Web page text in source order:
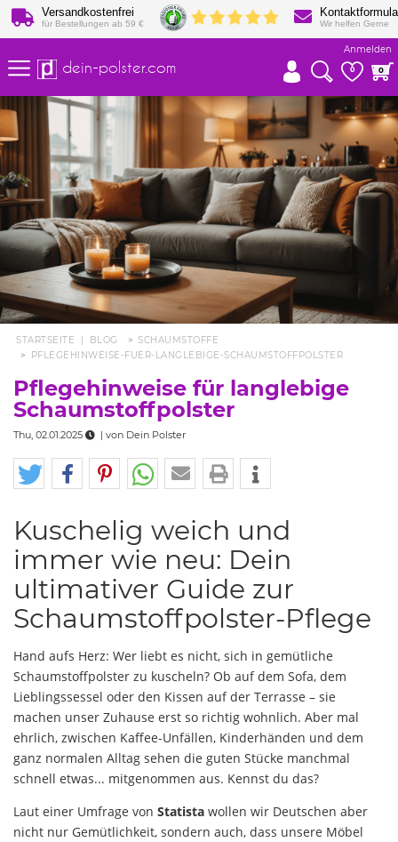
Versandkostenfrei
für Bestellungen ab 59 € Wir helfen Gerne
dein-polster.com
Anmelden
0 0
STARTSEITE | BLOG
SCHAUMSTOFFE
PFLEGEHINWEISE-FUER-LANGLEBIGE-SCHAUMSTOFFPOLSTER
Pflegehinweise für langlebige
Schaumstoffpolster
Thu, 02.01.2025 | von Dein Polster
Kuschelig weich und
immer wie neu: Dein
ultimativer Guide zur
Schaumstoffpolster-Pflege
Hand aufs Herz: Wer liebt es nicht, sich in gemütliche
Schaumstoffpolster zu kuscheln? Ob auf dem Sofa, dem
Lieblingssessel oder den Kissen auf der Terrasse – sie
machen unser Zuhause erst so richtig wohnlich. Aber mal
ehrlich, zwischen Kaffee-Unfällen, Kinderhänden und dem
ganz normalen Alltag sehen die guten Stücke manchmal
schnell etwas... mitgenommen aus. Kennst du das?
Laut einer Umfrage von Statista wollen wir Deutschen aber
nicht nur Gemütlichkeit, sondern auch, dass unsere Möbel